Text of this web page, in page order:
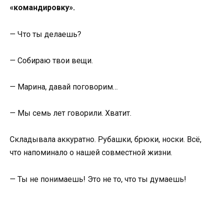
«командировку».
— Что ты делаешь?
— Собираю твои вещи.
— Марина, давай поговорим…
— Мы семь лет говорили. Хватит.
Складывала аккуратно. Рубашки, брюки, носки. Всё,
что напоминало о нашей совместной жизни.
— Ты не понимаешь! Это не то, что ты думаешь!